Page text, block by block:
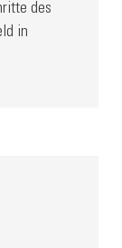
des
in